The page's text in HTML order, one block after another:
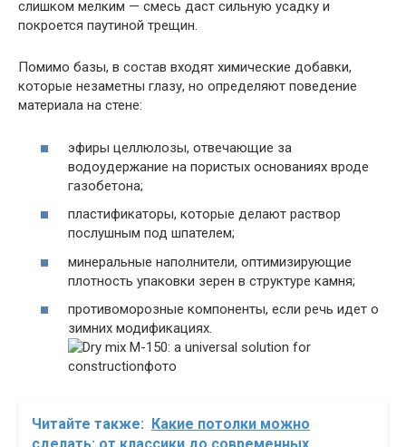
слишком мелким — смесь даст сильную усадку и
покроется паутиной трещин.
Помимо базы, в состав входят химические добавки,
которые незаметны глазу, но определяют поведение
материала на стене:
эфиры целлюлозы, отвечающие за
водоудержание на пористых основаниях вроде
газобетона;
пластификаторы, которые делают раствор
послушным под шпателем;
минеральные наполнители, оптимизирующие
плотность упаковки зерен в структуре камня;
противоморозные компоненты, если речь идет о
зимних модификациях.
Читайте также:
Какие потолки можно